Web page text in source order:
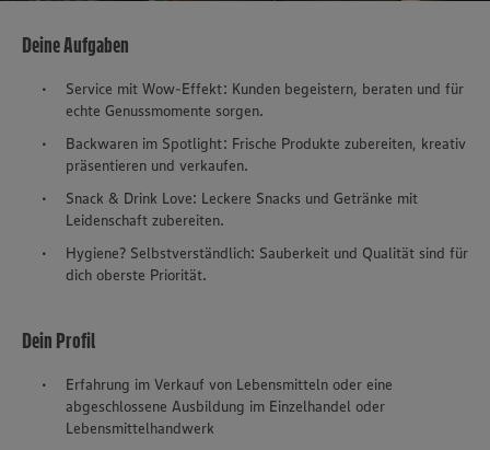
Deine Aufgaben
Service mit Wow-Effekt: Kunden begeistern, beraten und für
echte Genussmomente sorgen.
Backwaren im Spotlight: Frische Produkte zubereiten, kreativ
präsentieren und verkaufen.
Snack & Drink Love: Leckere Snacks und Getränke mit
Leidenschaft zubereiten.
Hygiene? Selbstverständlich: Sauberkeit und Qualität sind für
dich oberste Priorität.
Dein Profil
Erfahrung im Verkauf von Lebensmitteln oder eine
abgeschlossene Ausbildung im Einzelhandel oder
Lebensmittelhandwerk